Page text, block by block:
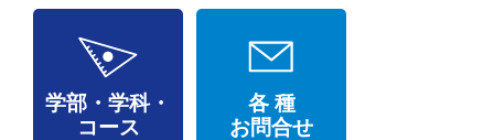
学部・学科・
コース
各 種
お問合せ